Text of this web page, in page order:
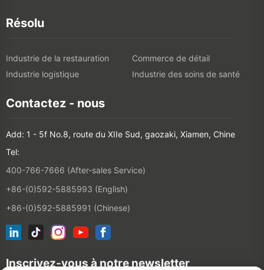
Résolu
Industrie de la restauration
Commerce de détail
Industrie logistique
Industrie des soins de santé
Contactez - nous
Add: 1 - 5f No.8, route du XIIe Sud, gaozaki, Xiamen, Chine
Tel:
400-766-7666 (After-sales Service)
+86-(0)592-5885993 (English)
+86-(0)592-5885991 (Chinese)
Inscrivez-vous à notre newsletter